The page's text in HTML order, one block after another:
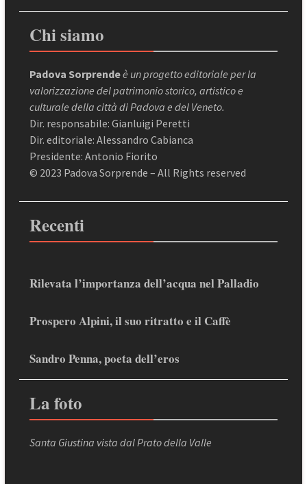
Chi siamo
Padova Sorprendeè un progetto editoriale per la
valorizzazione del patrimonio storico, artistico e
culturale della città di Padova e del Veneto.
Dir. responsabile: Gianluigi Peretti
Dir. editoriale: Alessandro Cabianca
Presidente: Antonio Fiorito
© 2023 Padova Sorprende – All Rights reserved
Recenti
Rilevata l’importanza dell’acqua nel Palladio
Prospero Alpini, il suo ritratto e il Caffè
Sandro Penna, poeta dell’eros
La foto
Santa Giustina vista dal Prato della Valle